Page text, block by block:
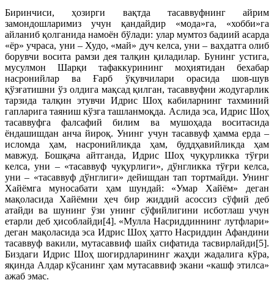
Биринчиси, ҳозирги вақтда тасаввуфнинг айрим
замондошларимиз учун қандайдир «мода»га, «хобби»га
айланиб қолганида намоён бўлади: улар мумтоз бадиий асарда
«ёр» учраса, уни – Худо, «май» дуч келса, уни – вахдатга олиб
борувчи восита рамзи дея талқин қиладилар. Бунинг устига,
мусулмон Шарқи тафаккурининг моҳиятидан бехабар
насронийлар ва Ғарб ўқувчилари орасида шов-шув
қўзғатишни ўз олдига мақсад қилган, тасаввуфни жодугарлик
тарзида талқин этувчи Идрис Шоҳ кабиларнинг тахминий
гапларига таяниш кўзга ташланмоқда. Аслида эса, Идрис Шоҳ
тасаввуфга фалсафий билим ва мушоҳада воситасида
ёндашишдан анча йироқ. Унинг учун тасаввуф ҳамма ерда –
исломда ҳам, насронийликда ҳам, буддҳавийликда ҳам
мавжуд. Бошқача айтганда, Идрис Шоҳ чуқурликка тўғри
келса, уни – «тасаввуф чуқурлиги», дўнгликка тўғри келса,
уни – «тасаввуф дўнглиги» дейишдан тап тортмайди. Унинг
Хайёмга муносабати ҳам шундай: «Умар Хайём» деган
мақоласида Хайёмни ҳеч бир жиддий асоссиз сўфий деб
атайди ва шунинг ўзи унинг сўфийлигини исботлаш учун
етарли деб ҳисоблайди[4]. «Мулла Насриддиннинг лутфлари»
деган мақоласида эса Идрис Шоҳ ҳатто Насриддин Афандини
тасаввуф вакили, мутасаввиф шайх сифатида тасвирлайди[5].
Биздаги Идрис Шоҳ шогирдларининг жаҳди жадалига кўра,
яқинда Алдар кўсанинг ҳам мутасаввиф экани «кашф этилса»
ажаб эмас.